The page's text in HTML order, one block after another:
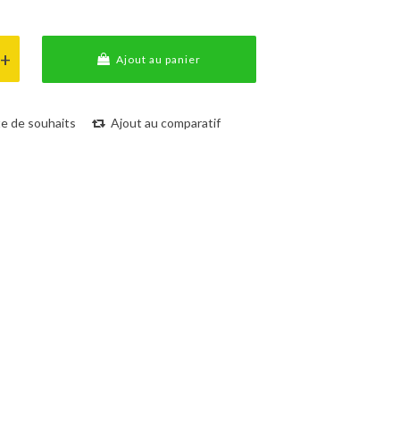
Ajout au panier
de souhaits Ajout au comparatif